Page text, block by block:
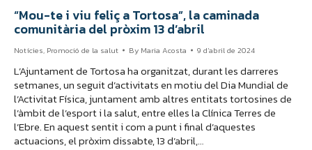
“Mou-te i viu feliç a Tortosa”, la caminada
comunitària del pròxim 13 d’abril
Notícies, Promoció de la salut By Maria Acosta 9 d'abril de 2024
L’Ajuntament de Tortosa ha organitzat, durant les darreres
setmanes, un seguit d’activitats en motiu del Dia Mundial de
l’Activitat Física, juntament amb altres entitats tortosines de
l’àmbit de l’esport i la salut, entre elles la Clínica Terres de
l’Ebre. En aquest sentit i com a punt i final d’aquestes
actuacions, el pròxim dissabte, 13 d’abril,…